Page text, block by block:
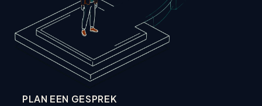
PLAN EEN GESPREK